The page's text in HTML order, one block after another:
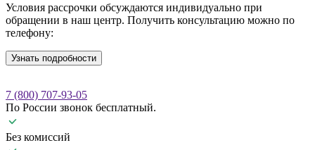
Условия рассрочки обсуждаются индивидуально при
обращении в наш центр. Получить консультацию можно по
телефону:
Узнать подробности
7 (800) 707-93-05
По России звонок бесплатный.
Без комиссий